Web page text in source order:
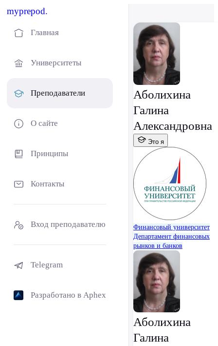
myprepod.
Главная
Университеты
Преподаватели
О сайте
Принципы
Контакты
Вход преподавателю
Telegram
Разработано в Aphex
Аболихина
Галина
Александровна
Это я
Финансовый университет
Департамент финансовых
рынков и банков
Аболихина
Галина